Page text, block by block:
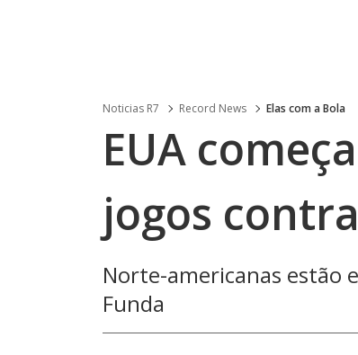
Noticias R7 Record News Elas com a Bola
EUA
jogos
Norte-americanas estão
Funda